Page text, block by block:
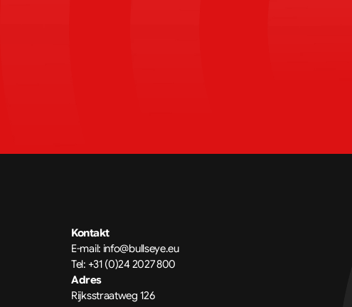
Kontakt
E-mail: info@bullseye.eu
Tel: +31 (0)24 2027 800
Adres
Rijksstraatweg 126